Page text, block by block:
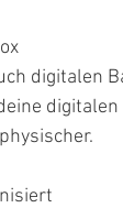
digitalen